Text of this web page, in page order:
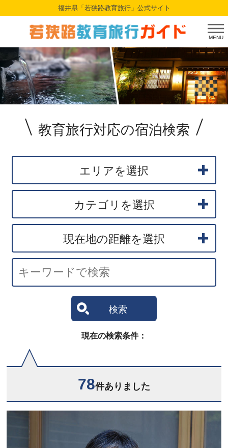
福井県「若狭路教育旅行」公式サイト
MENU
教育旅行対応の宿泊検索
エリアを選択
カテゴリを選択
現在地の距離を選択
検索
現在の検索条件：
78件ありました